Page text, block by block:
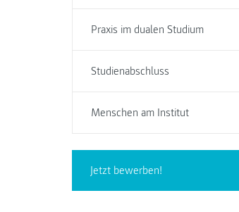
Praxis im dualen Studium
Studienabschluss
Menschen am Institut
Jetzt bewerben!